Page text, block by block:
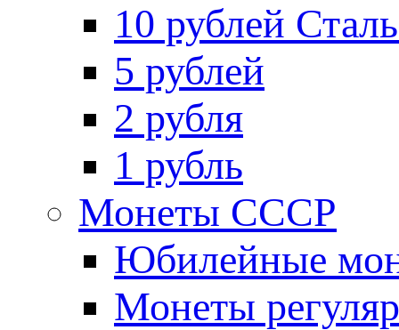
10 рублей
5 рублей
2 рубля
1 рубль
Монеты СССР
Юбилейные
Монеты